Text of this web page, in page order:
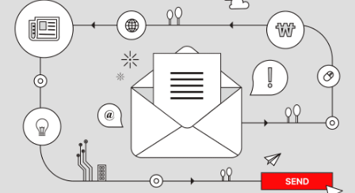
Window to the World! 세계로 뻗어나가는 리드메디의 창이 되겠습니다. 리드